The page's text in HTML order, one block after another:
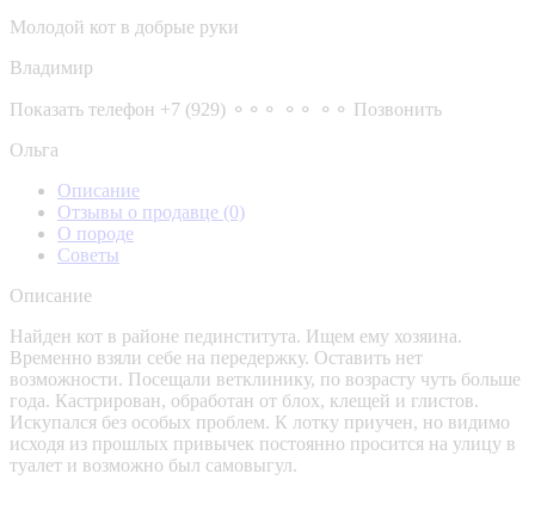
Молодой кот в добрые руки
Владимир
Показать телефон +7 (929) ⚬⚬⚬ ⚬⚬ ⚬⚬ Позвонить
Ольга
Описание
Отзывы о продавце (0)
О породе
Советы
Описание
Найден кот в районе пединститута. Ищем ему хозяина.
Временно взяли себе на передержку. Оставить нет
возможности. Посещали ветклинику, по возрасту чуть больше
года. Кастрирован, обработан от блох, клещей и глистов.
Искупался без особых проблем. К лотку приучен, но видимо
исходя из прошлых привычек постоянно просится на улицу в
туалет и возможно был самовыгул.